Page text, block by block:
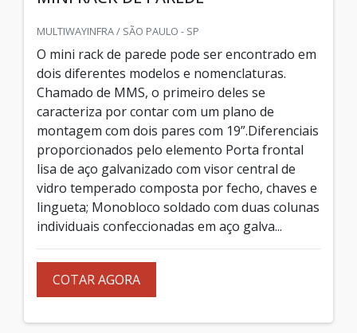
MULTIWAYINFRA / SÃO PAULO - SP
O mini rack de parede pode ser encontrado em
dois diferentes modelos e nomenclaturas.
Chamado de MMS, o primeiro deles se
caracteriza por contar com um plano de
montagem com dois pares com 19”.Diferenciais
proporcionados pelo elemento Porta frontal
lisa de aço galvanizado com visor central de
vidro temperado composta por fecho, chaves e
lingueta; Monobloco soldado com duas colunas
individuais confeccionadas em aço galva...
COTAR AGORA